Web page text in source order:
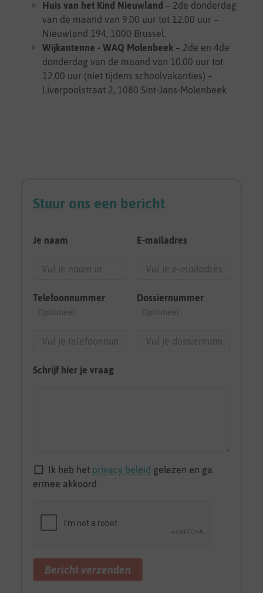
Huis van het Kind Nieuwland – 2de donderdag
van de maand van 9.00 uur tot 12.00 uur –
Nieuwland 194, 1000 Brussel.
Wijkantenne - WAQ Molenbeek – 2de en 4de
donderdag van de maand van 10.00 uur tot
12.00 uur (niet tijdens schoolvakanties) –
Liverpoolstraat 2, 1080 Sint-Jans-Molenbeek
Stuur ons een bericht
Je naam E-mailadres
Telefoonnummer
Optioneel
Dossiernummer
Optioneel
Schrijf hier je vraag
Ik heb het privacy beleid gelezen en ga
ermee akkoord